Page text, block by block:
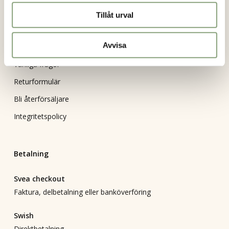
Tillåt urval
Avvisa
Köpvillkor
Vanliga frågor
Returformulär
Bli återförsäljare
Integritetspolicy
Betalning
Svea checkout
Faktura, delbetalning eller banköverföring
Swish